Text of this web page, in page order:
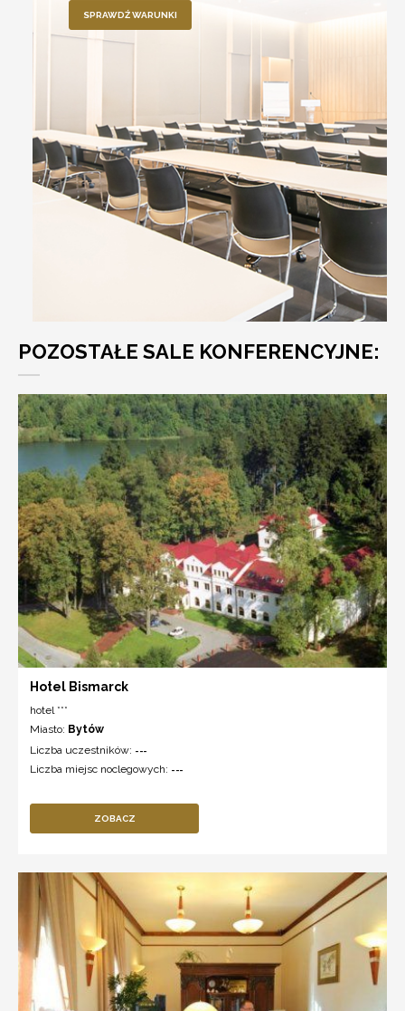
SPRAWDŹ WARUNKI
POZOSTAŁE SALE KONFERENCYJNE:
Hotel Bismarck
hotel ***
Miasto: Bytów
Liczba uczestników: ---
Liczba miejsc noclegowych: ---
ZOBACZ